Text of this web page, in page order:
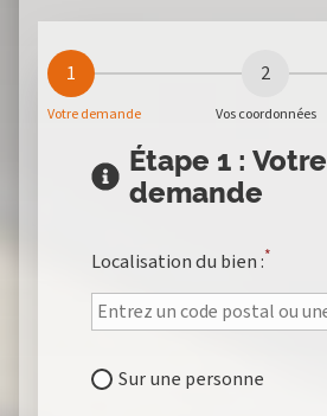
1 2
Votre demande Vos coordonnées
Étape 1 : Votre
demande
Localisation du bien :*
Sur une personne